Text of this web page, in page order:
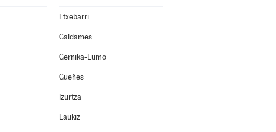
Etxebarri
Galdames
Gernika-Lumo
Güeñes
Izurtza
Laukiz